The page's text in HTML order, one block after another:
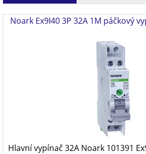
Noark Ex9I40 3P 32A 1M páčkový
Hlavní vypínač 32A Noark 101391